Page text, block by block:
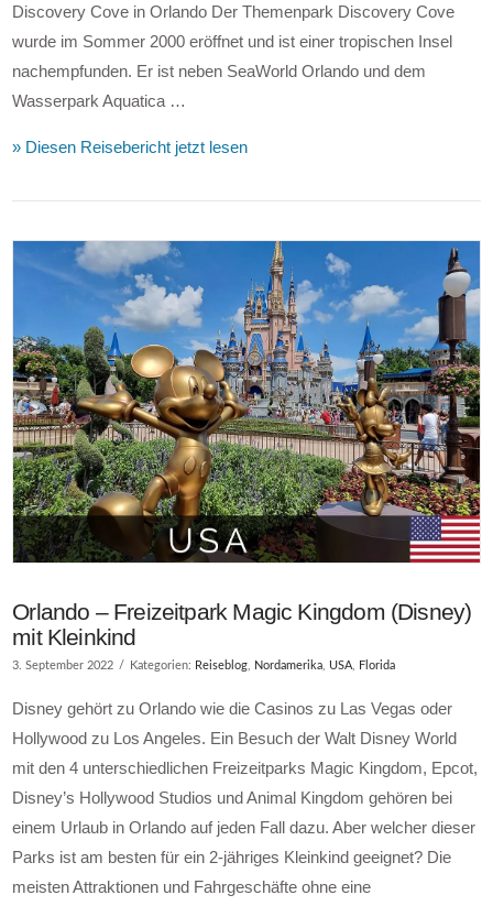
Discovery Cove in Orlando Der Themenpark Discovery Cove
wurde im Sommer 2000 eröffnet und ist einer tropischen Insel
nachempfunden. Er ist neben SeaWorld Orlando und dem
Wasserpark Aquatica …
» Diesen Reisebericht jetzt lesen
Orlando – Freizeitpark Magic Kingdom (Disney)
mit Kleinkind
3. September 2022 Kategorien: Reiseblog, Nordamerika, USA, Florida
Disney gehört zu Orlando wie die Casinos zu Las Vegas oder
Hollywood zu Los Angeles. Ein Besuch der Walt Disney World
mit den 4 unterschiedlichen Freizeitparks Magic Kingdom, Epcot,
Disney’s Hollywood Studios und Animal Kingdom gehören bei
einem Urlaub in Orlando auf jeden Fall dazu. Aber welcher dieser
Parks ist am besten für ein 2-jähriges Kleinkind geeignet? Die
meisten Attraktionen und Fahrgeschäfte ohne eine